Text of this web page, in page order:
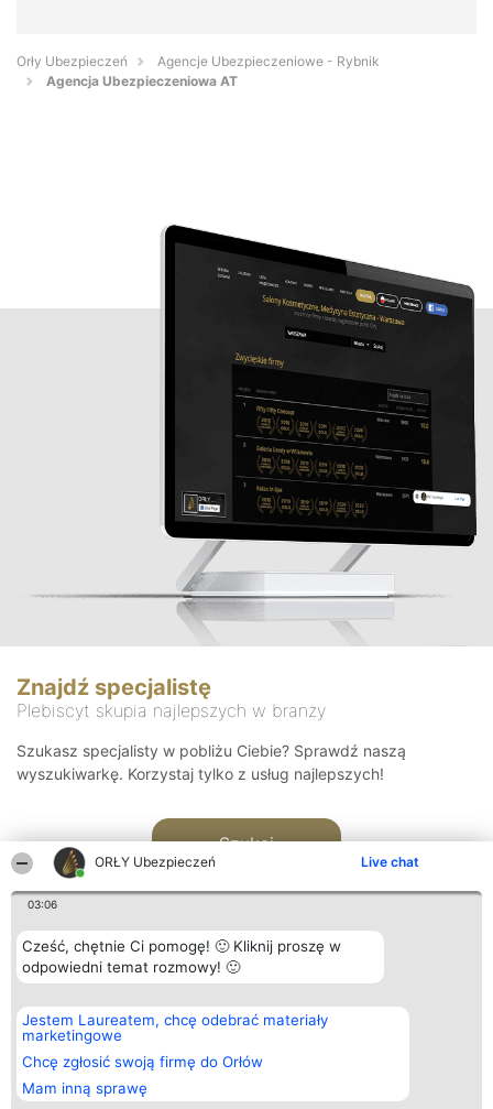
ORŁY Ubezpieczeń Live chat
03:06
Cześć, chętnie Ci pomogę! 🙂 Kliknij proszę w
odpowiedni temat rozmowy! 🙂
Jestem Laureatem, chcę odebrać materiały
marketingowe
Chcę zgłosić swoją firmę do Orłów
Mam inną sprawę
Orły Ubezpieczeń
Agencje Ubezpieczeniowe - Rybnik
Agencja Ubezpieczeniowa AT
Znajdź specjalistę
Plebiscyt skupia najlepszych w branży
Szukasz specjalisty w pobliżu Ciebie? Sprawdź naszą
wyszukiwarkę. Korzystaj tylko z usług najlepszych!
Szukaj
Organizator plebiscytu
Bright Side Solutions sp. z o.
o. sp. k.
ul. Ruska 22
Wrocław 50-079
KRS 0000749100 | Regon
381313360 | NIP 8943132676
Plebiscyt
Laureaci
wszystkich
Laureatów
Regulamin
Kontakt
Kontakt